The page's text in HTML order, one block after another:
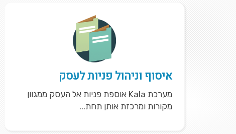
איסוף וניהול פניות לעסק
מערכת Kala אוספת פניות אל העסק ממגוון
מקורות ומרכזת אותן תחת...